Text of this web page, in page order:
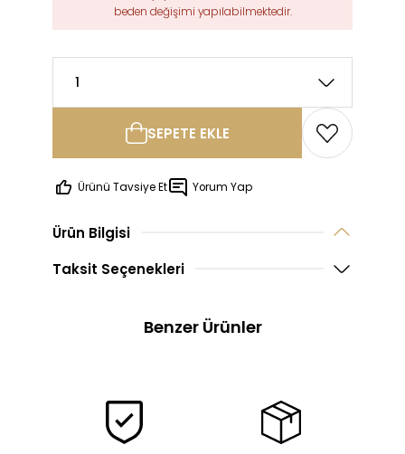
Sipariş Üzerine
Sipariş üzerine üretilen ürünlerde
beden değişimi
SEPETE EKLE
Ürünü Tavsiye Et Yorum Yap
Ürün Bilgisi
Taksit Seçenekleri
Benzer Ürünler